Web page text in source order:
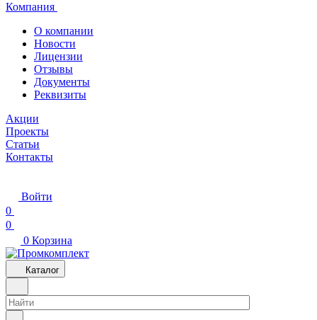
Компания
О компании
Новости
Лицензии
Отзывы
Документы
Реквизиты
Акции
Проекты
Статьи
Контакты
Войти
0
0
0 Корзина
Каталог